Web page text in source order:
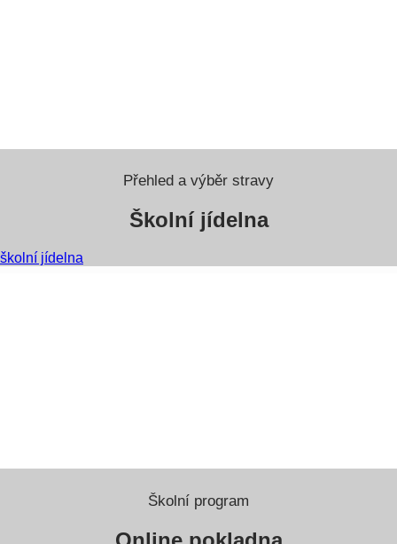
Přehled a výběr stravy
Školní jídelna
školní jídelna
Školní program